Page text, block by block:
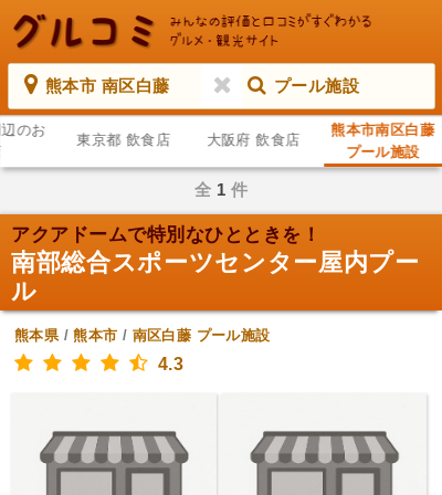
熊本市 南区白藤 プール施設
のお
東京都 飲食店 大阪府 飲食店
熊本市南区白藤
プール施設
全 1 件
アクアドームで特別なひとときを！
南部総合スポーツセンター屋内プー
ル
熊本県/熊本市 / 南区白藤 プール施設
4.3